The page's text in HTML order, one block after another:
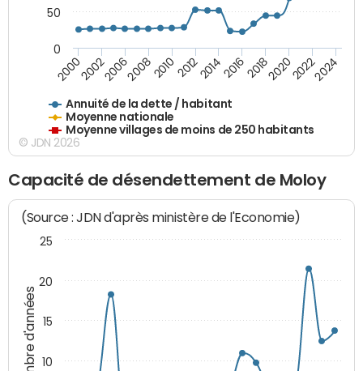
Annuité de la dette / habitant
Moyenne nationale
Moyenne villages de moins de 250 habitants
200020022006200820102012201420162018202020222024
0
50
© JDN 2026
Capacité de désendettement de Moloy
Nombre d'années
(Source : JDN d'après ministère de l'Economie)
10
15
20
25